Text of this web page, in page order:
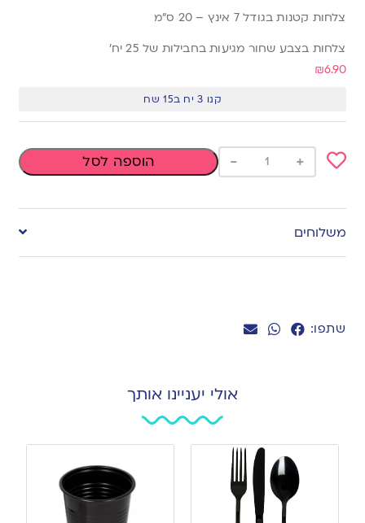
שתפו:
צלחות קטנות בגודל 7 אינץ – 20 ס”מ
צלחות בצבע שחור מגיעות בחבילות של 25 יח’
₪6.90
קנו 3 יח ב15 שח
to
wishlist
+
- הוספה לסל
משלוחים
אולי יעניינו אותך